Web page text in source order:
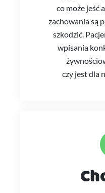
co może jeść
zachowania są
szkodzić.
wpisania
czy jest dla